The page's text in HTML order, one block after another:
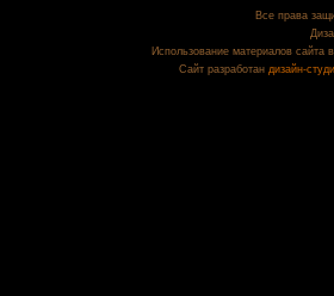
Все права
Использование материалов сайта
Сайт разработан дизайн-